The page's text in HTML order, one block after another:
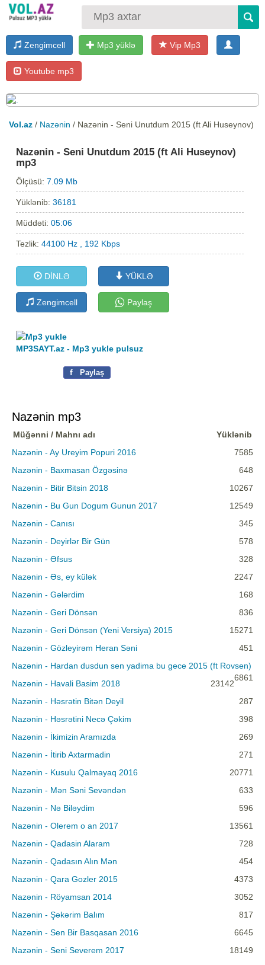
Zengimcell Mp3 yüklə Vip Mp3
Youtube mp3
Vol.az / Nazənin / Nazənin - Seni Unutdum 2015 (ft Ali Huseynov)
Nazənin - Seni Unutdum 2015 (ft Ali Huseynov)
mp3
Ölçüsü:7.09 Mb
Yüklənib:36181
Müddəti:05:06
Tezlik:44100 Hz , 192 Kbps
DİNLƏ YÜKLƏ
Zengimcell Paylaş
MP3SAYT.az - Mp3 yukle pulsuz
f Paylaş
Nazənin mp3
Müğənni / Mahnı adı
Yüklənib
Nazənin - Ay Ureyim Popuri 2016
7585
Nazənin - Baxmasan Özgəsinə
648
Nazənin - Bitir Bitsin 2018
10267
Nazənin - Bu Gun Dogum Gunun 2017
12549
Nazənin - Canısı
345
Nazənin - Deyirlər Bir Gün
578
Nazənin - Əfsus
328
Nazənin - Əs, ey külək
2247
Nazənin - Gələrdim
168
Nazənin - Geri Dönsən
836
Nazənin - Geri Dönsən (Yeni Versiya) 2015
15271
Nazənin - Gözleyirəm Heran Səni
451
Nazənin - Hardan dusdun sen yadima bu gece 2015 (ft Rovsen)
6861
Nazənin - Havali Basim 2018
23142
Nazənin - Həsrətin Bitən Deyil
287
Nazənin - Həsrətini Necə Çəkim
398
Nazənin - İkimizin Aramızda
269
Nazənin - İtirib Axtarmadin
271
Nazənin - Kusulu Qalmayaq 2016
20771
Nazənin - Mən Səni Sevəndən
633
Nazənin - Nə Biləydim
596
Nazənin - Olerem o an 2017
13561
Nazənin - Qadasin Alaram
728
Nazənin - Qadasın Alın Mən
454
Nazənin - Qara Gozler 2015
4373
Nazənin - Röyamsan 2014
3052
Nazənin - Şəkərim Balım
817
Nazənin - Sen Bir Basqasan 2016
6645
Nazənin - Seni Severem 2017
18149